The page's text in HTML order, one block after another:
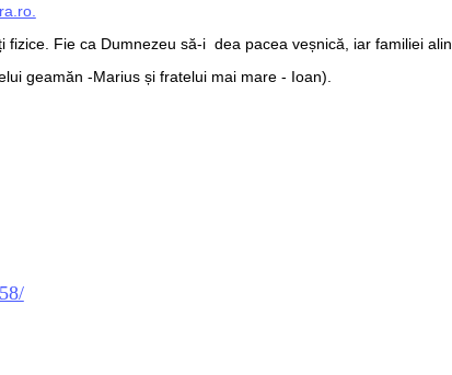
Fie ca Dumnezeu să-i dea pacea veșnică, iar familiei
geamăn -Marius și fratelui mai mare - Ioan).